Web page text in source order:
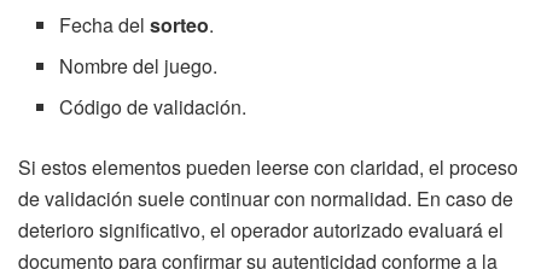
Fecha delsorteo.
Nombre del juego.
Código de validación.
Si estos elementos pueden leerse con claridad, el proceso
de validación suele continuar con normalidad. En caso de
deterioro significativo, el operador autorizado evaluará el
documento para confirmar su autenticidad conforme a la